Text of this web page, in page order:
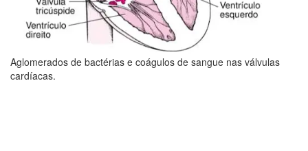
Aglomerados de bactérias e coágulos de sangue nas válvulas
cardíacas.